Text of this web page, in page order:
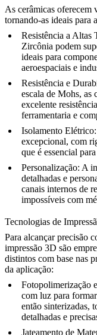
As cerâmicas oferecem
tornando-as ideais para
Resistência a Altas
Zircônia podem
ideais para
aeroespaciais e
Resistência e
escala de Mohs, as
excelente
ferramentaria e
Isolamento Elétrico
excepcional, com
que é essencial
Personalização: A
detalhadas e
canais internos de
impossíveis com
Tecnologias de
Para alcançar precisão
impressão 3D são
distintos com base nas
da aplicação:
Fotopolimerização
com luz para
então sinterizadas,
detalhadas e
Jateamento de